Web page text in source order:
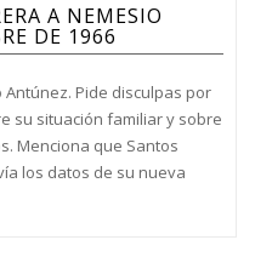
A NEMESIO
DE 1966
Pide disculpas por
su situación familiar y sobre
Menciona que Santos
los datos de su nueva